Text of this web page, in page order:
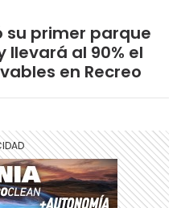
su primer parque
al 90% el
en Recreo